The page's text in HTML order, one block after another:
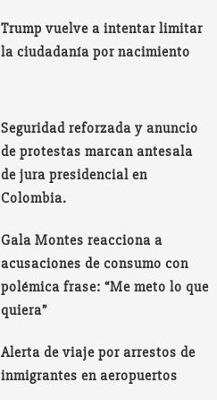
Trump vuelve a intentar limitar
la ciudadanía por nacimiento
Seguridad reforzada y anuncio
de protestas marcan antesala
de jura presidencial en
Colombia.
Gala Montes reacciona a
acusaciones de consumo con
polémica frase: “Me meto lo que
quiera”
Alerta de viaje por arrestos de
inmigrantes en aeropuertos